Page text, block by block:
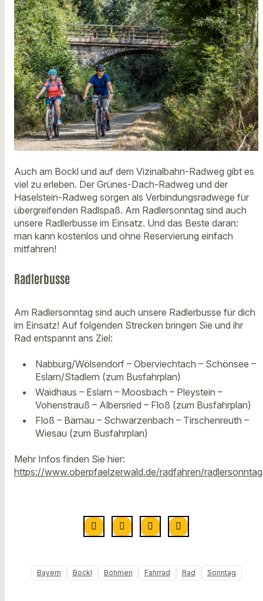
Auch am Bockl und auf dem Vizinalbahn-Radweg gibt es
viel zu erleben. Der Grünes-Dach-Radweg und der
Haselstein-Radweg sorgen als Verbindungsradwege für
übergreifenden Radlspaß. Am Radlersonntag sind auch
unsere Radlerbusse im Einsatz. Und das Beste daran:
man kann kostenlos und ohne Reservierung einfach
mitfahren!
Radlerbusse
Am Radlersonntag sind auch unsere Radlerbusse für dich
im Einsatz! Auf folgenden Strecken bringen Sie und ihr
Rad entspannt ans Ziel:
Nabburg/Wölsendorf – Oberviechtach – Schönsee –
Eslarn/Stadlern (zum Busfahrplan)
Waidhaus – Eslarn – Moosbach – Pleystein –
Vohenstrauß – Albersried – Floß (zum Busfahrplan)
Floß – Bärnau – Schwarzenbach – Tirschenreuth –
Wiesau (zum Busfahrplan)
Mehr Infos finden Sie hier:
https://www.oberpfaelzerwald.de/radfahren/radlersonntag
Bayern Bockl Böhmen Fahrrad Rad Sonntag